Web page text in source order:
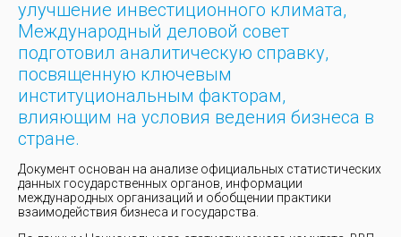
улучшение инвестиционного климата,
Международный деловой совет
подготовил аналитическую справку,
посвященную ключевым
институциональным факторам,
влияющим на условия ведения бизнеса в
стране.
Документ основан на анализе официальных статистических
данных государственных органов, информации
международных организаций и обобщении практики
взаимодействия бизнеса и государства.